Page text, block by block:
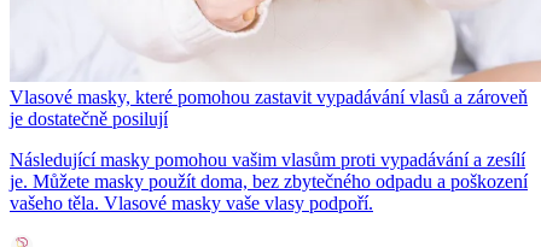
Vlasové masky, které pomohou zastavit vypadávání vlasů a zároveň
je dostatečně posilují
Následující masky pomohou vašim vlasům proti vypadávání a zesílí
je. Můžete masky použít doma, bez zbytečného odpadu a poškození
vašeho těla. Vlasové masky vaše vlasy podpoří.